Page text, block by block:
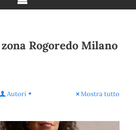
Rogoredo Milano
Autori Mostra tutto